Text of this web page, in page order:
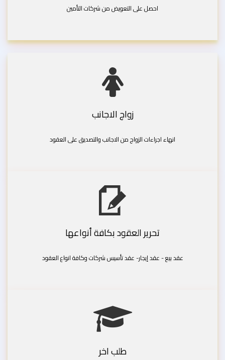
احصل على التعويض من شركات التأمين
زواج الاجانب
انهاء اجراءات الزواج من الاجانب والتصديق على العقود
تحرير العقود بكافة أنواعها
عقد بيع - عقد إيجار- عقد تأسيس شركات وكافة انواع العقود
طلب اخر